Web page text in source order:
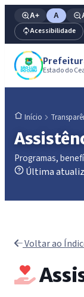
A+ A
Acessibilidade
Estado do
Início
Programas,
Última
Voltar ao